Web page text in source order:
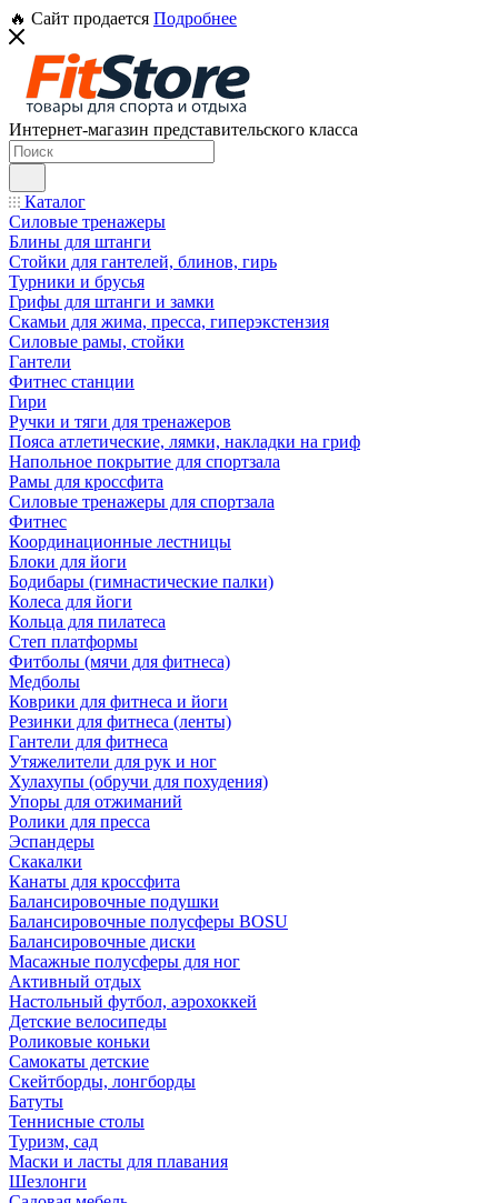
🔥 Сайт продается Подробнее
Интернет-магазин представительского класса
Каталог
Силовые тренажеры
Блины для штанги
Стойки для гантелей, блинов, гирь
Турники и брусья
Грифы для штанги и замки
Скамьи для жима, пресса, гиперэкстензия
Силовые рамы, стойки
Гантели
Фитнес станции
Гири
Ручки и тяги для тренажеров
Пояса атлетические, лямки, накладки на гриф
Напольное покрытие для спортзала
Рамы для кроссфита
Силовые тренажеры для спортзала
Фитнес
Координационные лестницы
Блоки для йоги
Бодибары (гимнастические палки)
Колеса для йоги
Кольца для пилатеса
Степ платформы
Фитболы (мячи для фитнеса)
Медболы
Коврики для фитнеса и йоги
Резинки для фитнеса (ленты)
Гантели для фитнеса
Утяжелители для рук и ног
Хулахупы (обручи для похудения)
Упоры для отжиманий
Ролики для пресса
Эспандеры
Скакалки
Канаты для кроссфита
Балансировочные подушки
Балансировочные полусферы BOSU
Балансировочные диски
Масажные полусферы для ног
Активный отдых
Настольный футбол, аэрохоккей
Детские велосипеды
Роликовые коньки
Самокаты детские
Скейтборды, лонгборды
Батуты
Теннисные столы
Туризм, сад
Маски и ласты для плавания
Шезлонги